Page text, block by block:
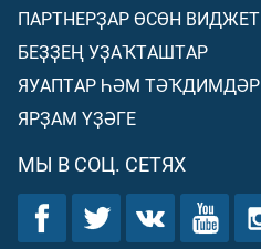
ПАРТНЕРҘАР ӨСӨН ВИДЖЕТ
БЕҘҘЕҢ УҘАҠТАШТАР
ЯУАПТАР ҺӘМ ТӘҠДИМДӘР
ЯРҘАМ ҮҘӘГЕ
МЫ В СОЦ. СЕТЯХ